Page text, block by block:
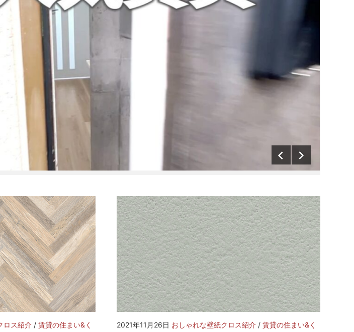
ロス紹介 / 賃貸の住まい&く
2021年11月26日 おしゃれな壁紙クロス紹介 /賃貸の住まい&く